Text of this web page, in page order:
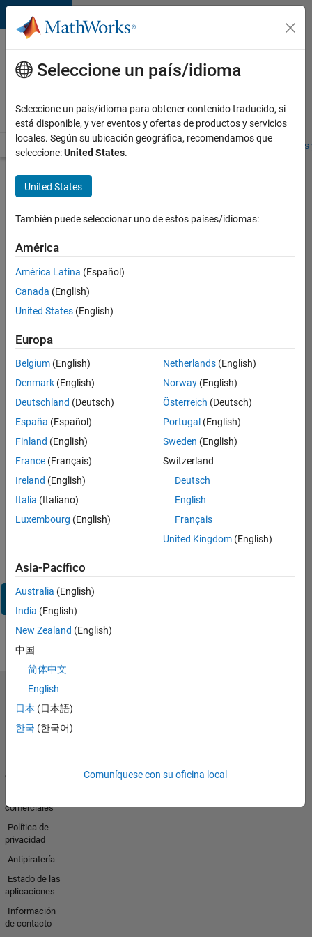
Saltar al contenido
Ofertas
de
empleo
MathWorks
Visión general Búsqueda de empleo Oficinas locales
Enviar
solicitud
Cybersecurity
Compliance
Specialist
Inicie
en
su
cuenta
empleo
Dirección de correo electrónico
contraseña?
Iniciar
sesión
Seleccione un país/idioma
Seleccione un país/idioma para obtener contenido traducido, si
está disponible, y ver eventos y ofertas de productos y servicios
locales. Según su ubicación geográfica, recomendamos que
seleccione:United States.
United States
También puede seleccionar uno de estos países/idiomas:
América
América Latina (Español)
Canada (English)
United States (English)
Europa
Belgium (English)
Denmark (English)
Deutschland (Deutsch)
España (Español)
Finland (English)
France (Français)
Ireland (English)
Italia (Italiano)
Luxembourg (English)
Netherlands(English)
Norway(English)
Österreich (Deutsch)
Portugal (English)
Sweden (English)
Switzerland
Deutsch
English
Français
United Kingdom(English)
Asia-Pacífico
Australia (English)
India (English)
New Zealand (English)
中国
简体中文
English
日本 (日本語)
한국 (한국어)
Comuníquese con su oficina local
Seleccione un país/idioma
América
Latina
confianza
comerciales
Política de
privacidad
Antipiratería
Estado de las
aplicaciones
Información
de contacto